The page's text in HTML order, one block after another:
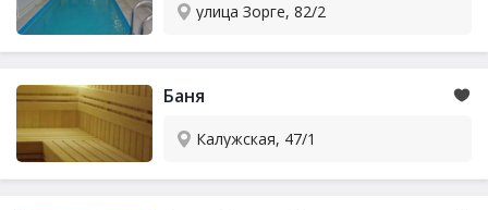
улица Зорге, 82/2
Баня
Калужская, 47/1